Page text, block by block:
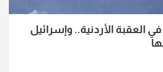
العقبة الأردنية.. وإسرائيل